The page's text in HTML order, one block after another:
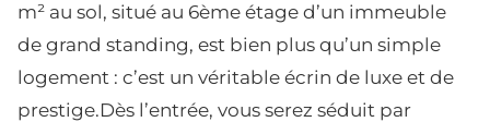
m² au sol, situé au 6ème étage d’un immeuble
de grand standing, est bien plus qu’un simple
logement : c’est un véritable écrin de luxe et de
prestige.Dès l’entrée, vous serez séduit par